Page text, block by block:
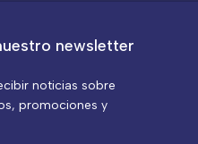
newsletter
noticias sobre
promociones y